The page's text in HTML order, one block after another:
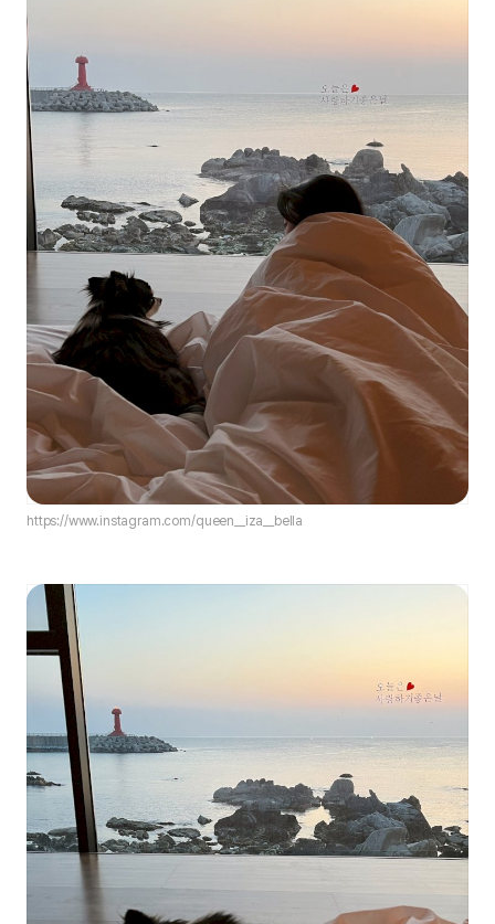
https://www.instagram.com/queen__iza__bella